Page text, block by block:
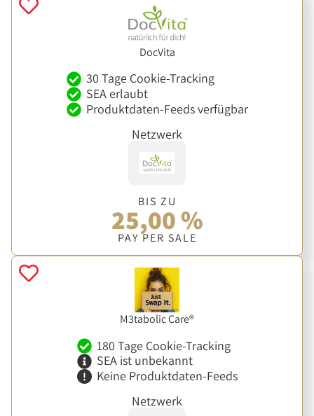
DocVita
30 Tage Cookie-Tracking
SEA erlaubt
Produktdaten-Feeds verfügbar
Netzwerk
BIS ZU
25,00 %
PAY PER SALE
M3tabolic Care®
180 Tage Cookie-Tracking
SEA ist unbekannt
Keine Produktdaten-Feeds
Netzwerk